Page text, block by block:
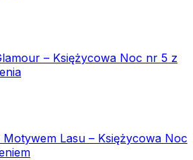
– Księżycowa Noc nr 5 z
Lasu – Księżycowa Noc